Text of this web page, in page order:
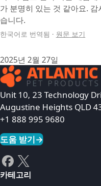
가 분명히 있는 것 같아요.
습니다.
한국어로 번역됨 · 원문 보기
2025년 2월 27일
Unit 10, 23 Technology
Augustine Heights QLD
+1 888 995 9680
도움 받기→
카테고리